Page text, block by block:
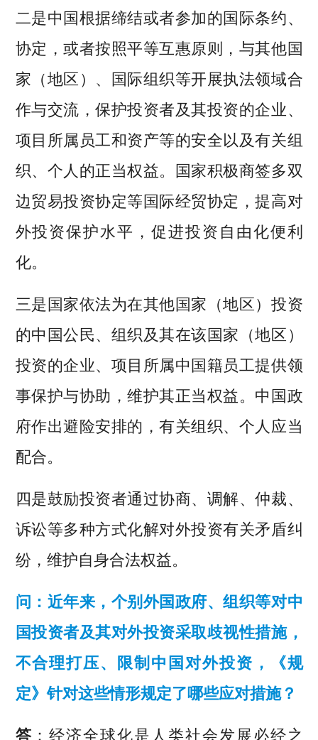
二是中国根据缔结或者参加的国际条约、
协定，或者按照平等互惠原则，与其他国
家（地区）、国际组织等开展执法领域合
作与交流，保护投资者及其投资的企业、
项目所属员工和资产等的安全以及有关组
织、个人的正当权益。国家积极商签多双
边贸易投资协定等国际经贸协定，提高对
外投资保护水平，促进投资自由化便利
化。
三是国家依法为在其他国家（地区）投资
的中国公民、组织及其在该国家（地区）
投资的企业、项目所属中国籍员工提供领
事保护与协助，维护其正当权益。中国政
府作出避险安排的，有关组织、个人应当
配合。
四是鼓励投资者通过协商、调解、仲裁、
诉讼等多种方式化解对外投资有关矛盾纠
纷，维护自身合法权益。
问：近年来，个别外国政府、组织等对中
国投资者及其对外投资采取歧视性措施，
不合理打压、限制中国对外投资，《规
定》针对这些情形规定了哪些应对措施？
答 ：经济全球化是人类社会发展必经之